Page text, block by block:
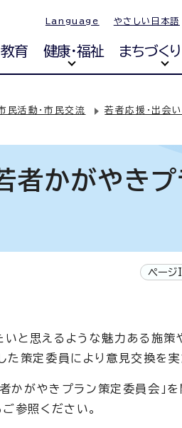
Language やさしい日本語
教育 健康・福祉 まちづくり
民活動・市民交流 若者応援・出会
者かがやき
ペー
と思えるような魅力ある施
策定委員により意見交換を実
がやきプラン策定委員会」を
参照ください。